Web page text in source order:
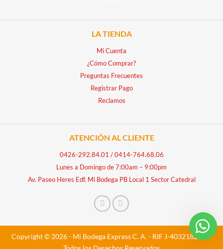
LA TIENDA
Mi Cuenta
¿Cómo Comprar?
Preguntas Frecuentes
Registrar Pago
Reclamos
ATENCIÓN AL CLIENTE
0426-292.84.01 /0414-764.68.06
Lunes a Domingo de 7:00am – 9:00pm
Av. Paseo Heres Edf. Mi Bodega PB Local 1 Sector Catedral
Copyright © 2026 - Mi Bodega Express C. A. - RIF J-40321828-5 -